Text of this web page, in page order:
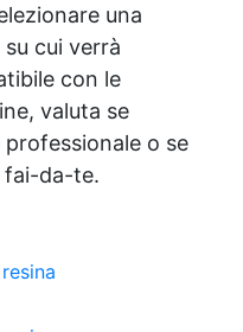
una
cui verrà
con le
valuta se
professionale o se
fai-da-te.